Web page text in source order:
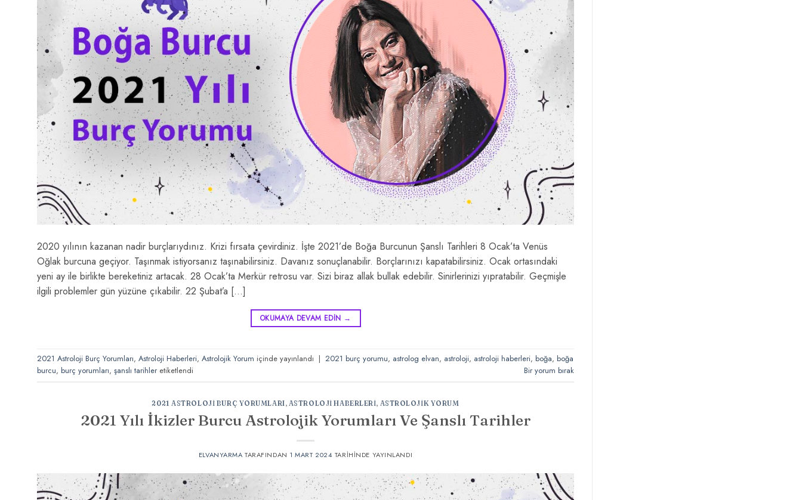
2020 yılının kazanan nadir burçlarıydınız. Krizi fırsata çevirdiniz. İşte 2021’de Boğa Burcunun Şanslı Tarihleri 8 Ocak’ta Venüs
Oğlak burcuna geçiyor. Taşınmak istiyorsanız taşınabilirsiniz. Davanız sonuçlanabilir. Borçlarınızı kapatabilirsiniz. Ocak ortasındaki
yeni ay ile birlikte bereketiniz artacak. 28 Ocak’ta Merkür retrosu var. Sizi biraz allak bullak edebilir. Sinirlerinizi yıpratabilir. Geçmişle
ilgili problemler gün yüzüne çıkabilir. 22 Şubat’a […]
OKUMAYA DEVAM EDIN →
2021 Astroloji Burç Yorumları, Astroloji Haberleri, Astrolojik Yorum içinde yayınlandı | 2021 burç yorumu, astrolog elvan, astroloji, astroloji haberleri, boğa, boğa
burcu, burç yorumları, şanslı tarihler etiketlendi Bir yorum bırak
2021 ASTROLOJI BURÇ YORUMLARI, ASTROLOJI HABERLERI, ASTROLOJIK YORUM
2021 Yılı İkizler Burcu Astrolojik Yorumları Ve Şanslı Tarihler
ELVANYARMA TARAFINDAN 1 MART 2024 TARIHINDE YAYINLANDI